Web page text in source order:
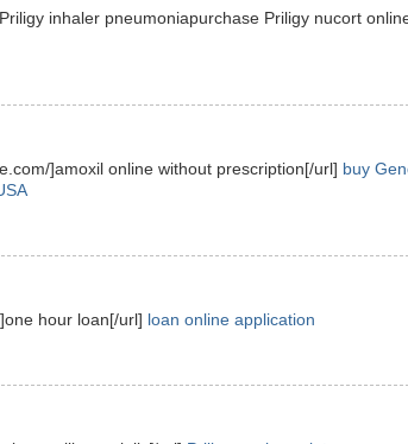
inhaler pneumoniapurchase Priligy nucort
]amoxil online without prescription[/url] buy
hour loan[/url]
loan online application